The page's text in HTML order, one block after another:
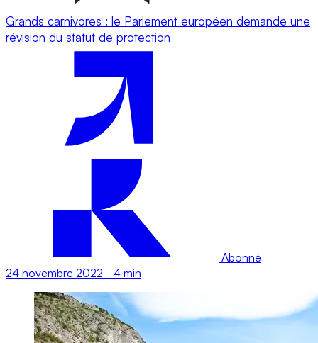
Grands carnivores : le Parlement européen demande une
révision du statut de protection
Abonné
24 novembre 2022 - 4 min